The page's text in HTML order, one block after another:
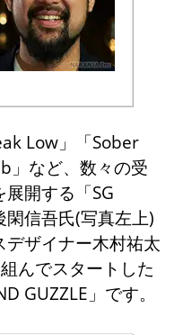
Low」「Sober
」など、数々の受
開する「SG
信吾氏(写真左上)
デザイナー木村祐太
んでスタートした
GUZZLE」です。